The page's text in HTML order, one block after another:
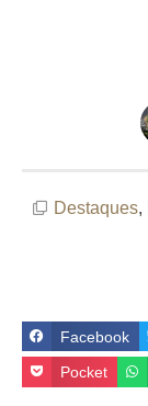
Destaques,
Facebook
Pocket